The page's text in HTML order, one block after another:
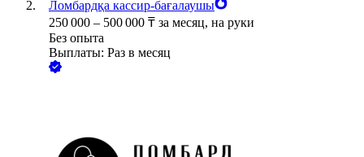
Ломбардқа кассир-бағалаушы
250 000 – 500 000 ₸ за месяц, на руки
Без опыта
Выплаты: Раз в месяц